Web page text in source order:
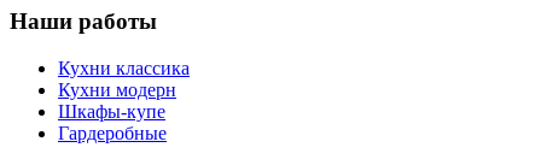
Наши работы
Кухни классика
Кухни модерн
Шкафы-купе
Гардеробные